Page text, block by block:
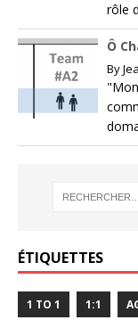
rôle
Ô
By
ÉTIQUETTES
1 TO 1 1:1